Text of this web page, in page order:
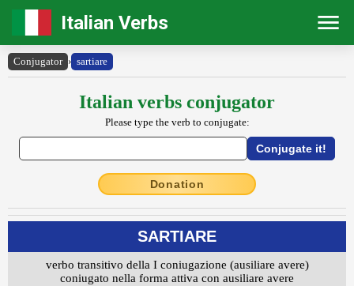
Italian Verbs
Conjugator › sartiare
Italian verbs conjugator
Please type the verb to conjugate:
Donation
SARTIARE
verbo transitivo della I coniugazione (ausiliare avere)
coniugato nella forma attiva con ausiliare avere